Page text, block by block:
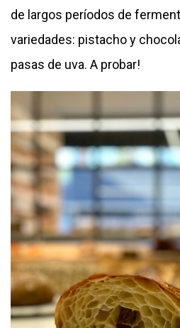
de largos períodos de
variedades: pistacho y
pasas de uva. A probar!